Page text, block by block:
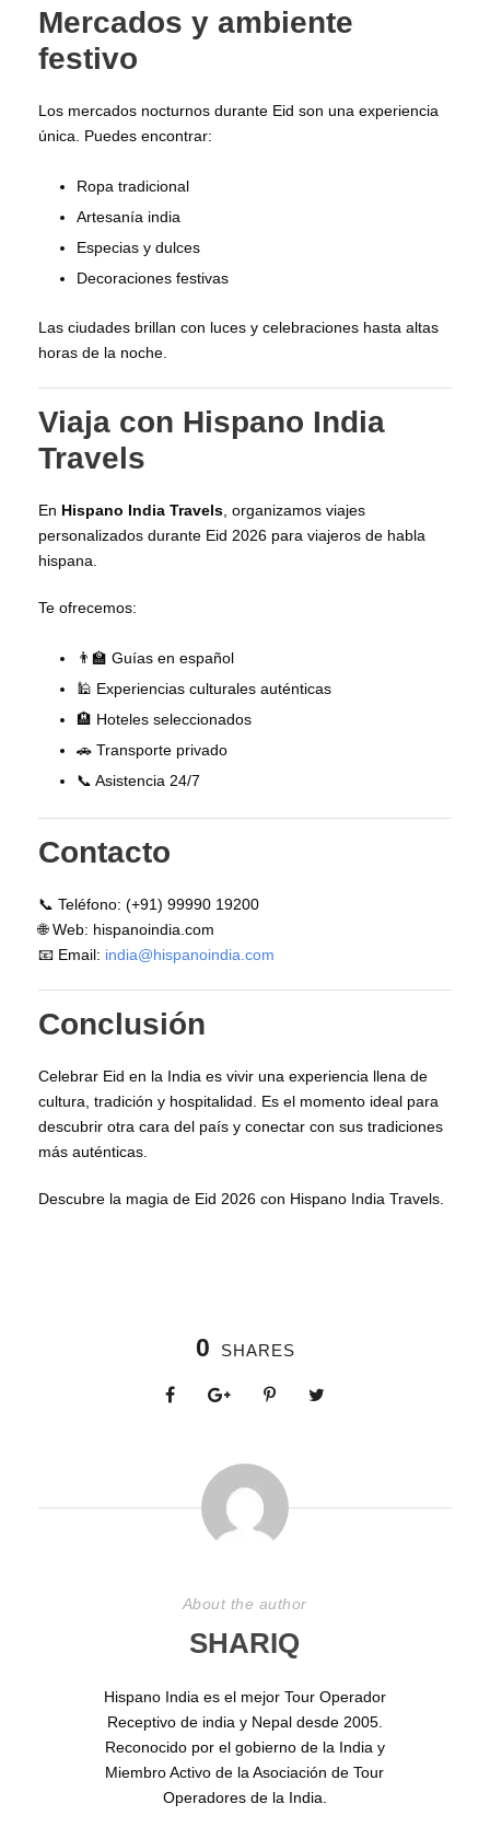
Mercados y ambiente
festivo
Los mercados nocturnos durante Eid son una experiencia
única. Puedes encontrar:
Ropa tradicional
Artesanía india
Especias y dulces
Decoraciones festivas
Las ciudades brillan con luces y celebraciones hasta altas
horas de la noche.
Viaja con Hispano India
Travels
En Hispano India Travels , organizamos viajes
personalizados durante Eid 2026 para viajeros de habla
hispana.
Te ofrecemos:
👨‍🏫 Guías en español
🕌 Experiencias culturales auténticas
🏨 Hoteles seleccionados
🚗 Transporte privado
📞 Asistencia 24/7
Contacto
📞 Teléfono: (+91) 99990 19200
🌐 Web: hispanoindia.com
📧 Email: india@hispanoindia.com
Conclusión
Celebrar Eid en la India es vivir una experiencia llena de
cultura, tradición y hospitalidad. Es el momento ideal para
descubrir otra cara del país y conectar con sus tradiciones
más auténticas.
Descubre la magia de Eid 2026 con Hispano India Travels.
0 SHARES
About the author
SHARIQ
Hispano India es el mejor Tour Operador
Receptivo de india y Nepal desde 2005.
Reconocido por el gobierno de la India y
Miembro Activo de la Asociación de Tour
Operadores de la India.